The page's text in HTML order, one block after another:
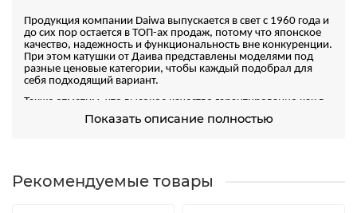
Продукция компании Daiwa выпускается в свет с 1960 года и
до сих пор остается в ТОП-ах продаж, потому что японское
качество, надежность и функциональность вне конкуренции.
При этом катушки от Даива представлены моделями под
разные ценовые категории, чтобы каждый подобрал для
себя подходящий вариант.
Также отметим, что высокое качество гарантированно как в
линейках премиум, так и в самых экономичных моделях.
Самые популярные среди рыболовов
безынерционные, которые выпускаются в разных сериях:
Показать описание полностью
Рекомендуемые товары